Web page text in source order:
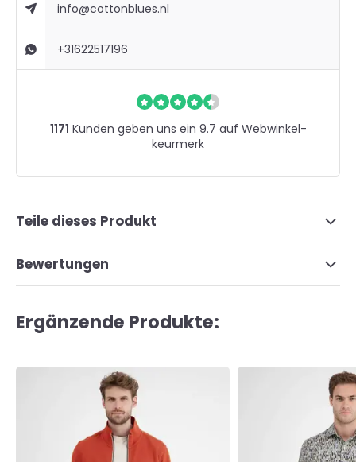
info@cottonblues.nl
+31622517196
1171 Kunden geben uns ein 9.7 auf Webwinkel-
keurmerk
Teile dieses Produkt
Bewertungen
Ergänzende Produkte: